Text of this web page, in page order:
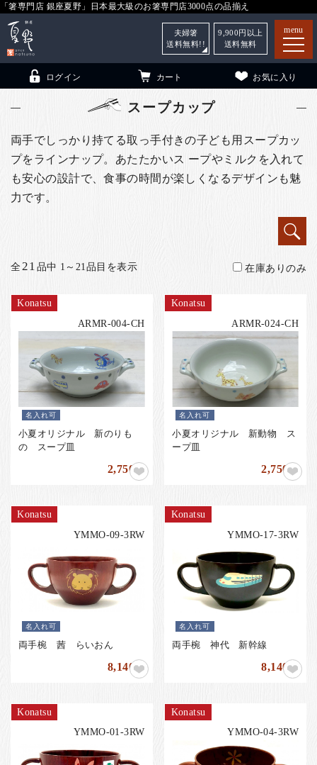
「箸専門店 銀座夏野」日本最大級のお箸専門店3000点の品揃え
menu
箸（贈答用・自宅用）
子供和食器
ご利用ガイド
法人・飲食店のお客様
お問い合わせ
お知らせ
箸ブログ
English
ログイン カート お気に入り
夫婦箸
送料無料!!
9,900 円以上
送料無料
スープカップ
両手でしっかり持てる取っ手付きの子ども用スープカッ
プをラインナップ。あたたかいス ープやミルクを入れて
も安心の設計で、食事の時間が楽しくなるデザインも魅
力です。
全21品中 1～21品目を表示 在庫ありのみ
Konatsu
ARMR-004-CH
名入れ可
小夏オリジナル 新のりも
の スープ皿
2,750円
Konatsu
ARMR-024-CH
名入れ可
小夏オリジナル 新動物 ス
ープ皿
2,750円
Konatsu
YMMO-09-3RW
名入れ可
両手椀 茜 らいおん
8,140円
Konatsu
YMMO-17-3RW
名入れ可
両手椀 神代 新幹線
8,140円
Konatsu
YMMO-01-3RW
Konatsu
YMMO-04-3RW